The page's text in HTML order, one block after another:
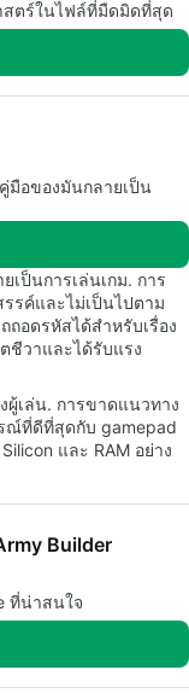
ตร์ในไฟล์ที่มืดมิดที่สุด
มือของมันกลายเป็น
เป็นการเล่นเกม. การ
รค์และไม่เป็นไปตาม
อดรหัสได้สำหรับเรื่อง
ชีวาและได้รับแรง
ผู้เล่น. การขาดแนวทาง
ณ์ที่ดีที่สุดกับ gamepad
และ RAM อย่าง
Builder
ที่น่าสนใจ